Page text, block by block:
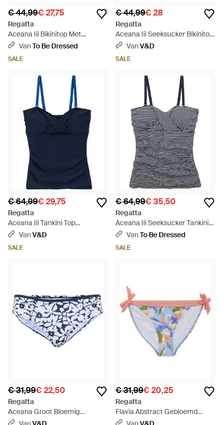
€ 44,99€ 27,75
Regatta
Aceana Iii Bikinitop Met
Zebraprint (tonaal Grijs) - Zwart
VanTo Be Dressed
SALE
€ 44,99€ 28
Regatta
Aceana Iii Seeksucker Bikinitop
- Blauw
VanV&D
SALE
€ 64,99€ 29,75
Regatta
Aceana Iii Tankini Top
(marineblauw/helderblauw)
VanV&D
SALE
€ 64,99€ 35,50
Regatta
Aceana Iii Seeksucker Tankini
Top (marine / Wit) - Blauw
VanTo Be Dressed
SALE
€ 31,99€ 22,50
Regatta
Aceana Groot Bloemig
Bikinibroekje (marine / Wit) -
€ 31,99€ 20,25
Regatta
Flavia Abstract Gebloemd
String Bikinibroekje